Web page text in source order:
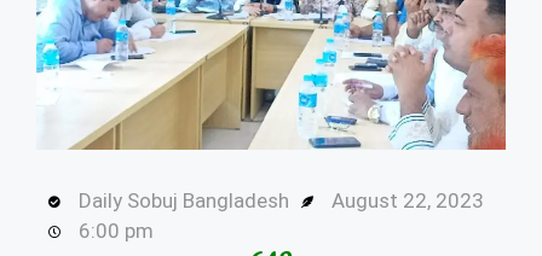
Daily Sobuj Bangladesh
August 22, 2023
6:00 pm